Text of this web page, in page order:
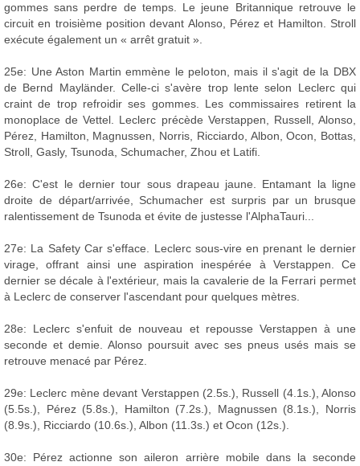
gommes sans perdre de temps. Le jeune Britannique retrouve le
circuit en troisième position devant Alonso, Pérez et Hamilton. Stroll
exécute également un « arrêt gratuit ».
25e: Une Aston Martin emmène le peloton, mais il s'agit de la DBX
de Bernd Mayländer. Celle-ci s'avère trop lente selon Leclerc qui
craint de trop refroidir ses gommes. Les commissaires retirent la
monoplace de Vettel. Leclerc précède Verstappen, Russell, Alonso,
Pérez, Hamilton, Magnussen, Norris, Ricciardo, Albon, Ocon, Bottas,
Stroll, Gasly, Tsunoda, Schumacher, Zhou et Latifi.
26e: C'est le dernier tour sous drapeau jaune. Entamant la ligne
droite de départ/arrivée, Schumacher est surpris par un brusque
ralentissement de Tsunoda et évite de justesse l'AlphaTauri...
27e: La Safety Car s'efface. Leclerc sous-vire en prenant le dernier
virage, offrant ainsi une aspiration inespérée à Verstappen. Ce
dernier se décale à l'extérieur, mais la cavalerie de la Ferrari permet
à Leclerc de conserver l'ascendant pour quelques mètres.
28e: Leclerc s'enfuit de nouveau et repousse Verstappen à une
seconde et demie. Alonso poursuit avec ses pneus usés mais se
retrouve menacé par Pérez.
29e: Leclerc mène devant Verstappen (2.5s.), Russell (4.1s.), Alonso
(5.5s.), Pérez (5.8s.), Hamilton (7.2s.), Magnussen (8.1s.), Norris
(8.9s.), Ricciardo (10.6s.), Albon (11.3s.) et Ocon (12s.).
30e: Pérez actionne son aileron arrière mobile dans la seconde